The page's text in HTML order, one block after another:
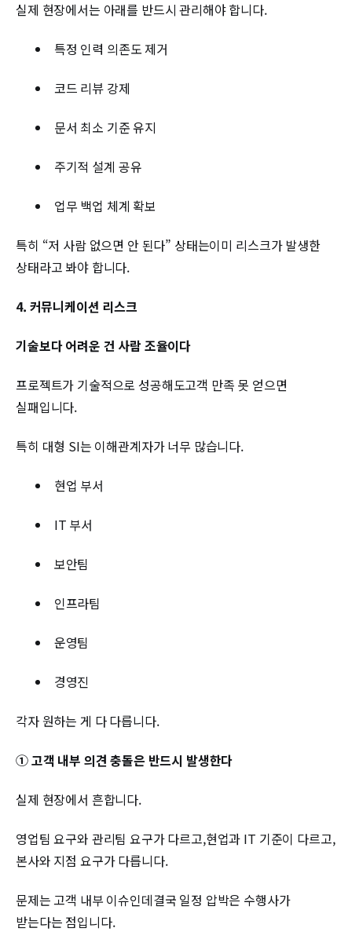
실제 현장에서는 아래를 반드시 관리해야 합니다.
특정 인력 의존도 제거
코드 리뷰 강제
문서 최소 기준 유지
주기적 설계 공유
업무 백업 체계 확보
특히 “저 사람 없으면 안 된다” 상태는이미 리스크가 발생한
상태라고 봐야 합니다.
4. 커뮤니케이션 리스크
기술보다 어려운 건 사람 조율이다
프로젝트가 기술적으로 성공해도고객 만족 못 얻으면
실패입니다.
특히 대형 SI는 이해관계자가 너무 많습니다.
현업 부서
IT 부서
보안팀
인프라팀
운영팀
경영진
각자 원하는 게 다 다릅니다.
① 고객 내부 의견 충돌은 반드시 발생한다
실제 현장에서 흔합니다.
영업팀 요구와 관리팀 요구가 다르고,현업과 IT 기준이 다르고,
본사와 지점 요구가 다릅니다.
문제는 고객 내부 이슈인데결국 일정 압박은 수행사가
받는다는 점입니다.